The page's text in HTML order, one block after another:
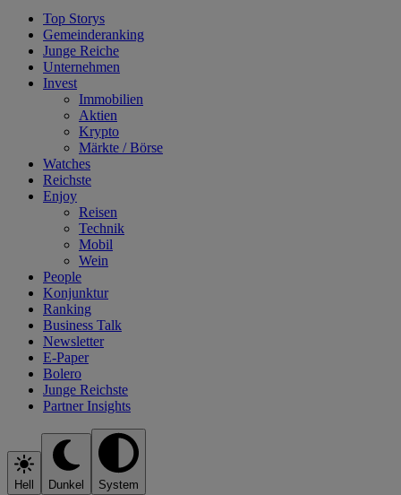
Top Storys
Gemeinderanking
Junge Reiche
Unternehmen
Invest
Immobilien
Aktien
Krypto
Märkte / Börse
Watches
Reichste
Enjoy
Reisen
Technik
Mobil
Wein
People
Konjunktur
Ranking
Business Talk
Newsletter
E-Paper
Bolero
Junge Reichste
Partner Insights
Hell Dunkel System